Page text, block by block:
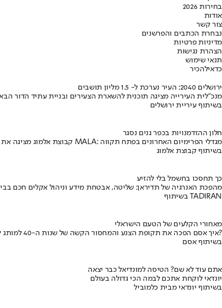
בחירות 2026
אודות
צור קשר
נבחרת הכתבים והפרשנים
מדיניות פרטיות
הצהרת נגישות
תנאי שימוש
כדאילהכיר
ירושלים 2040: העיר נערכת ל- 1.5 מליון תושבים
מנכ"לית העירייה מציגה תוכנית להשארת הצעירים ובניית עתיד הדור
בשיתוף עיריית ירושלים
חלון ההזדמנויות בכפר גנים נסגר
קבוצת אלמוג מציגה את פרויקט MALA: מגדלי הפרימיום האחרונים בפתח תקווה
בשיתוף קבוצת אלמוג
כך תחסכו בחשמל בלי להזיע
מהפכת האנרגיה של תדיראן: שליטה, אבטחת מידע וניהול אקלים חכם
בשיתוף TADIRAN
מאחורי הקלעים של הטעם הישראלי
איך אסם הפכה את תקופת הצנע והמחסור הקשה של שנות ה-40 למותג לאומי?
בשיתוף אסם
אתם עוד לא שם? הטיסה למונדיאל כבר יצאה
יונדאי לוקחת אתכם לבמה הכי גדולה בעולם
בשיתוף יונדאי מבית כלמוביל